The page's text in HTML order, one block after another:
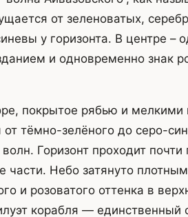
от зеленоватых,
у горизонта. В центре –
и одновременно знак
покрытое рябью и мелкими
тёмно-зелёного до серо-
Горизонт проходит
части. Небо затянуто
и розоватого оттенка в
корабля —